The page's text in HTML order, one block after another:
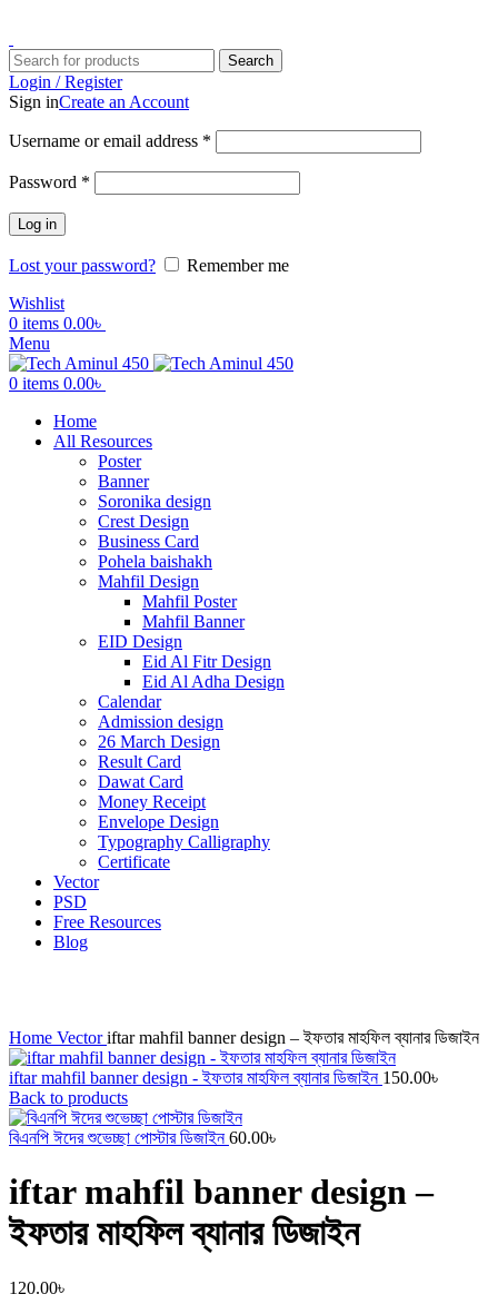
Search
Login / Register
Sign inCreate an Account
Username or email address *
Password *
Log in
Lost your password?
Remember me
Wishlist
0 items 0.00৳
Menu
0 items 0.00৳
Home
All Resources
Poster
Banner
Soronika design
Crest Design
Business Card
Pohela baishakh
Mahfil Design
Mahfil Poster
Mahfil Banner
EID Design
Eid Al Fitr Design
Eid Al Adha Design
Calendar
Admission design
26 March Design
Result Card
Dawat Card
Money Receipt
Envelope Design
Typography Calligraphy
Certificate
Vector
PSD
Free Resources
Blog
Home Vectoriftar mahfil banner design – ইফতার মাহফিল ব্যানার ডিজাইন
iftar mahfil banner design - ইফতার মাহফিল ব্যানার ডিজাইন 150.00৳
Back to products
বিএনপি ঈদের শুভেচ্ছা পোস্টার ডিজাইন60.00৳
iftar mahfil banner design –
ইফতার মাহফিল ব্যানার ডিজাইন
120.00৳